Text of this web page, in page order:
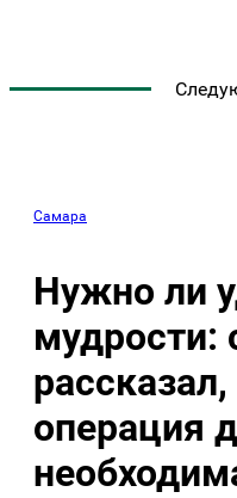
Самара
Нужно ли
мудрости:
рассказал,
операция